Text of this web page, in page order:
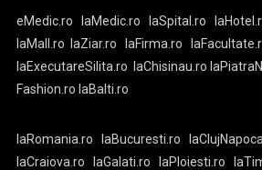
eMedic.ro laMedic.ro laSpital.ro
laMall.ro
laZiar.ro laFirma.ro
laExecutareSilita.ro
laChisinau.ro
Fashion.ro laBalti.ro
laRomania.ro laBucuresti.ro
laCraiova.ro
laGalati.ro laPloiesti.ro